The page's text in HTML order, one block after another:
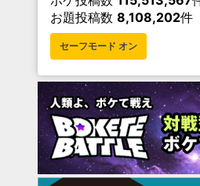
お題投稿数 8,108,202件
セーフモード オン